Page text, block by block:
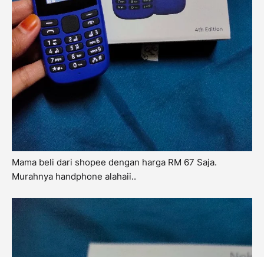
Mama beli dari shopee dengan harga RM 67 Saja.
Murahnya handphone alahaii..